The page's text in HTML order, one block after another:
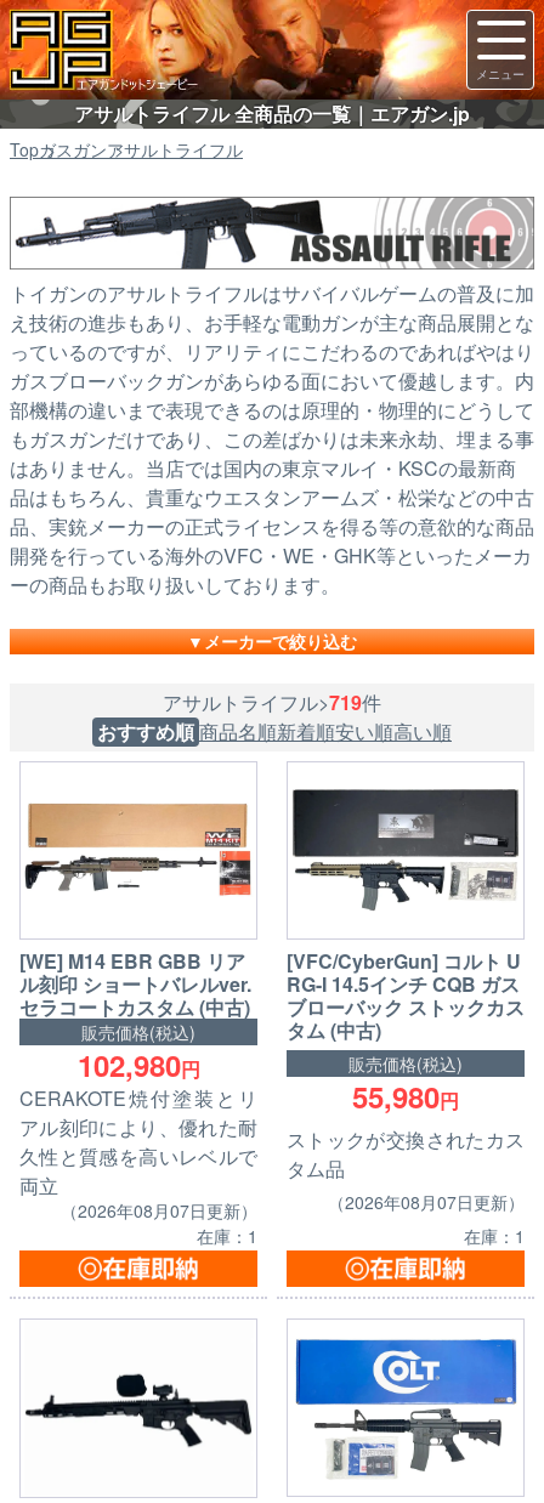
アサルトライフル 全商品の一覧｜エアガン.jp
Topガスガンアサルトライフル
トイガンのアサルトライフルはサバイバルゲームの普及に加
え技術の進歩もあり、お手軽な電動ガンが主な商品展開とな
っているのですが、リアリティにこだわるのであればやはり
ガスブローバックガンがあらゆる面において優越します。内
部機構の違いまで表現できるのは原理的・物理的にどうして
もガスガンだけであり、この差ばかりは未来永劫、埋まる事
はありません。当店では国内の東京マルイ・KSCの最新商
品はもちろん、貴重なウエスタンアームズ・松栄などの中古
品、実銃メーカーの正式ライセンスを得る等の意欲的な商品
開発を行っている海外のVFC・WE・GHK等といったメーカ
ーの商品もお取り扱いしております。
メーカーで絞り込む
アサルトライフル>719件
おすすめ順商品名順新着順安い順高い順
[WE] M14 EBR GBB リア
ル刻印 ショートバレルver.
セラコートカスタム (中古)
販売価格(税込)
102,980円
CERAKOTE焼付塗装とリ
アル刻印により、優れた耐
久性と質感を高いレベルで
両立
（2026年08月07日更新）
在庫：1
[VFC/CyberGun] コルト U
RG-I 14.5インチ CQB ガス
ブローバック ストックカス
タム (中古)
販売価格(税込)
55,980円
ストックが交換されたカス
タム品
（2026年08月07日更新）
在庫：1